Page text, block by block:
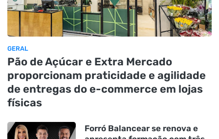
GERAL
Pão de Açúcar e Extra Mercado
proporcionam praticidade e agilidade
de entregas do e-commerce em lojas
físicas
Forró Balancear se renova e